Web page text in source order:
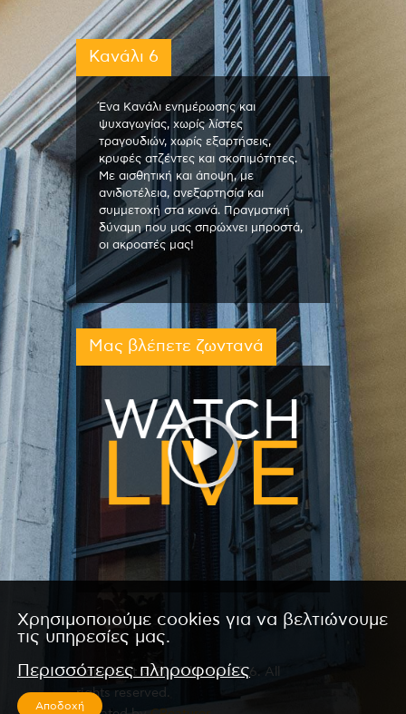
Κανάλι 6
Ένα Κανάλι ενημέρωσης και
ψυχαγωγίας, χωρίς λίστες
τραγουδιών, χωρίς εξαρτήσεις,
κρυφές ατζέντες και σκοπιμότητες.
Με αισθητική και άποψη, με
ανιδιοτέλεια, ανεξαρτησία και
συμμετοχή στα κοινά. Πραγματική
δύναμη που μας σπρώχνει μπροστά,
οι ακροατές μας!
Μας βλέπετε ζωντανά
Copyright © 2026 by Kanali 6. All
rights reserved.
Χρησιμοποιούμε cookies για να βελτιώνουμε
τις υπηρεσίες μας.
Περισσότερες πληροφορίες
Αποδοχή